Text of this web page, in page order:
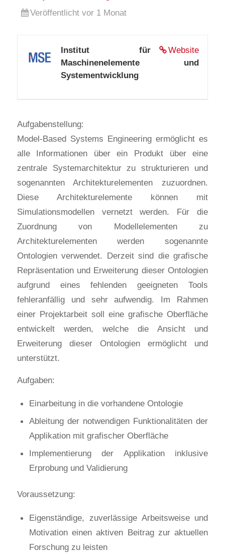
Veröffentlicht vor 1 Monat
Website
Institut für
Maschinenelemente und
Systementwicklung
Aufgabenstellung:
Model-Based Systems Engineering ermöglicht es
alle Informationen über ein Produkt über eine
zentrale Systemarchitektur zu strukturieren und
sogenannten Architekturelementen zuzuordnen.
Diese Architekturelemente können mit
Simulationsmodellen vernetzt werden. Für die
Zuordnung von Modellelementen zu
Architekturelementen werden sogenannte
Ontologien verwendet. Derzeit sind die grafische
Repräsentation und Erweiterung dieser Ontologien
aufgrund eines fehlenden geeigneten Tools
fehleranfällig und sehr aufwendig. Im Rahmen
einer Projektarbeit soll eine grafische Oberfläche
entwickelt werden, welche die Ansicht und
Erweiterung dieser Ontologien ermöglicht und
unterstützt.
Aufgaben:
Einarbeitung in die vorhandene Ontologie
Ableitung der notwendigen Funktionalitäten der
Applikation mit grafischer Oberfläche
Implementierung der Applikation inklusive
Erprobung und Validierung
Voraussetzung:
Eigenständige, zuverlässige Arbeitsweise und
Motivation einen aktiven Beitrag zur aktuellen
Forschung zu leisten